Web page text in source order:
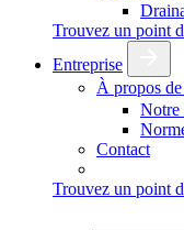
Trouvez un point
Entreprise
À propos
Notre
Contact
Trouvez un point